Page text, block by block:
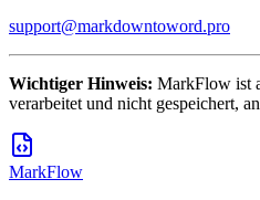
support@markdowntoword.pro
Wichtiger Hinweis: MarkFlow ist
verarbeitet und nicht gespeichert,
MarkFlow